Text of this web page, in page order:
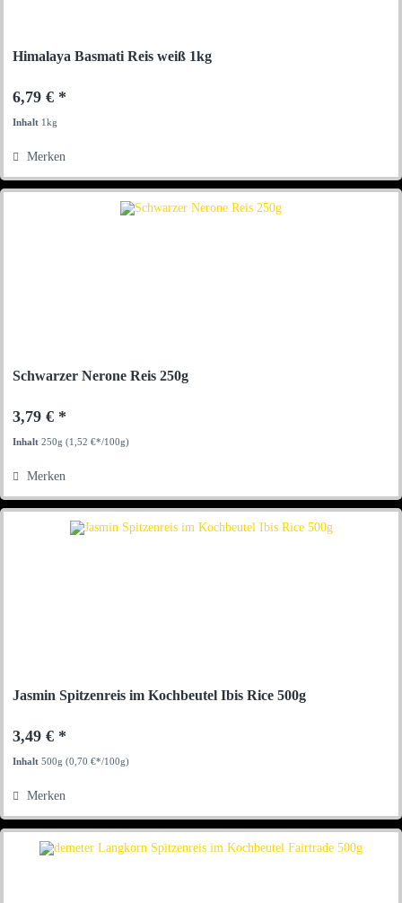
Himalaya Basmati Reis weiß 1kg
6,79 € *
Inhalt 1kg
Merken
Schwarzer Nerone Reis 250g
3,79 € *
Inhalt250g(1,52 €*/100g)
Merken
Jasmin Spitzenreis im Kochbeutel Ibis Rice 500g
3,49 € *
Inhalt500g(0,70 €*/100g)
Merken